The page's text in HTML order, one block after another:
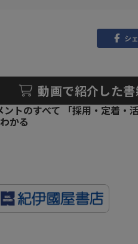
シ
動画で紹介した
トのすべて 「採用・定着・
かる